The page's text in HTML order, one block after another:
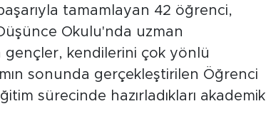
tamamlayan 42 öğrenci,
Okulu'nda uzman
kendilerini çok yönlü
sonunda gerçekleştirilen Öğrenci
sürecinde hazırladıkları akademik